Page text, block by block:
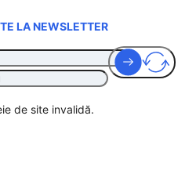
LA NEWSLETTER
de site invalidă.